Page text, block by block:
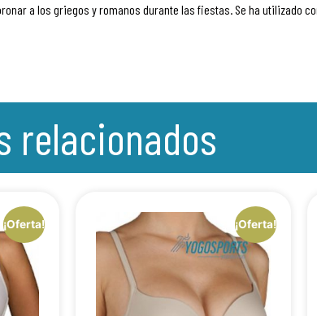
a los griegos y romanos durante las fiestas. Se ha utilizado
relacionados
¡Oferta! ¡Oferta!